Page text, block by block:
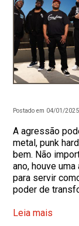
Postado em 04/01/2025
A agressão
metal, punk
bem. Não
ano, houve
para servir
poder de
Leia mais